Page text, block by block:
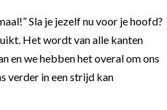
Sla je jezelf nu voor je hoofd?
Het wordt van alle kanten
en we hebben het overal om ons
verder in een strijd kan